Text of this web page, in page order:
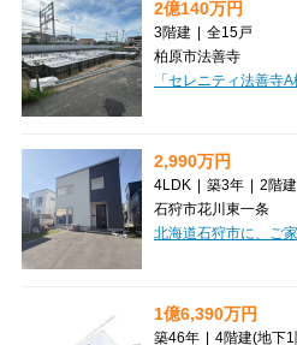
2億140万円
3階建 | 全15戸
柏原市法善寺
2,990万円
4LDK | 築3年 | 2階建
石狩市花川東一条
1億6,390万円
築46年 | 4階建(地下